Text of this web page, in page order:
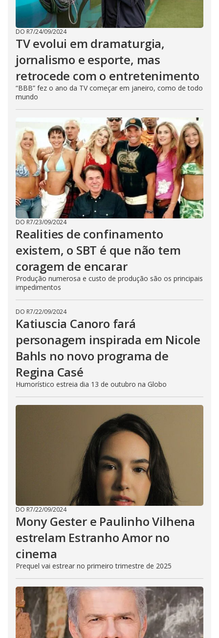
DO R7/24/09/2024
TV evolui em dramaturgia,
jornalismo e esporte, mas
retrocede com o entretenimento
“BBB” fez o ano da TV começar em janeiro, como de todo
mundo
DO R7/23/09/2024
Realities de confinamento
existem, o SBT é que não tem
coragem de encarar
Produção numerosa e custo de produção são os principais
impedimentos
DO R7/22/09/2024
Katiuscia Canoro fará
personagem inspirada em Nicole
Bahls no novo programa de
Regina Casé
Humorístico estreia dia 13 de outubro na Globo
DO R7/22/09/2024
Mony Gester e Paulinho Vilhena
estrelam Estranho Amor no
cinema
Prequel vai estrear no primeiro trimestre de 2025